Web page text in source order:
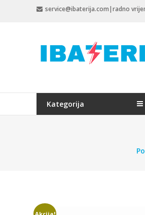
service@ibaterija.com|radno
Kategorija